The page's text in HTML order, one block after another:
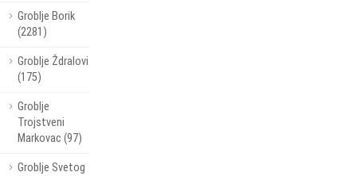
Groblje Borik
(2281)
Groblje Ždralovi
(175)
Groblje
Trojstveni
Markovac (97)
Groblje Svetog